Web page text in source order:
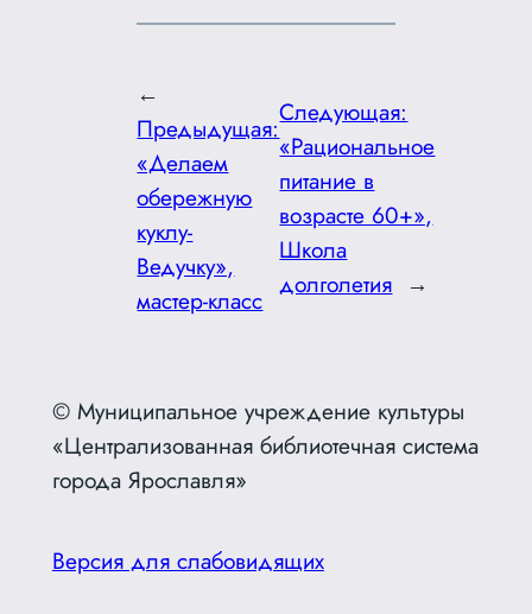
←
Предыдущая:
«Делаем
обережную
куклу-
Ведучку»,
мастер-класс
Следующая:
«Рациональное
питание в
возрасте 60+»,
Школа
долголетия →
© Муниципальное учреждение культуры
«Централизованная библиотечная система
города Ярославля»
Версия для слабовидящих